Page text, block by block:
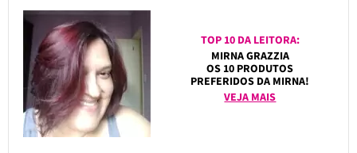
TOP 10 DA LEITORA:
MIRNA GRAZZIA
OS 10 PRODUTOS
PREFERIDOS DA MIRNA!
VEJA MAIS